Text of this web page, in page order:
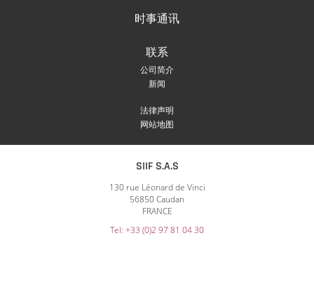
时事通讯
联系
公司简介
新闻
法律声明
网站地图
SIIF S.A.S
130 rue Léonard de Vinci
56850 Caudan
FRANCE
Tel: +33 (0)2 97 81 04 30